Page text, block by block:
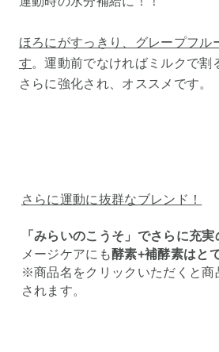
ほろにがすっきり、グレープフル
す。運動前でなければミルクで割
さらに強化され、オススメです。
さらに運動に抜群なブレンド！
「みらいのこうそ」 でさらに充実
メージケアにも酵素+補酵素はと
※商品名をクリックいただくと商
されます。